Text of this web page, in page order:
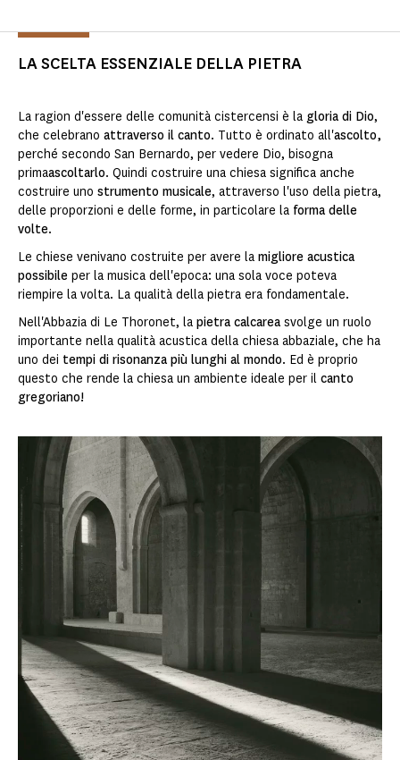
LA SCELTA ESSENZIALE DELLA PIETRA
La ragion d'essere delle comunità cistercensi è la gloria di Dio,
che celebrano attraverso il canto. Tutto è ordinato all'ascolto,
perché secondo San Bernardo, per vedere Dio, bisogna
primaascoltarlo. Quindi costruire una chiesa significa anche
costruire uno strumento musicale, attraverso l'uso della pietra,
delle proporzioni e delle forme, in particolare la forma delle
volte.
Le chiese venivano costruite per avere la migliore acustica
possibile per la musica dell'epoca: una sola voce poteva
riempire la volta. La qualità della pietra era fondamentale.
Nell'Abbazia di Le Thoronet, la pietra calcarea svolge un ruolo
importante nella qualità acustica della chiesa abbaziale, che ha
uno dei tempi di risonanza più lunghi al mondo. Ed è proprio
questo che rende la chiesa un ambiente ideale per il canto
gregoriano!